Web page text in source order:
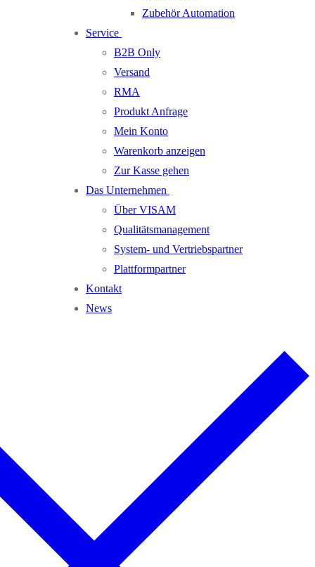
Zubehör Automation
Service
B2B Only
Versand
RMA
Produkt Anfrage
Mein Konto
Warenkorb anzeigen
Zur Kasse gehen
Das Unternehmen
Über VISAM
Qualitätsmanagement
System- und Vertriebspartner
Plattformpartner
Kontakt
News